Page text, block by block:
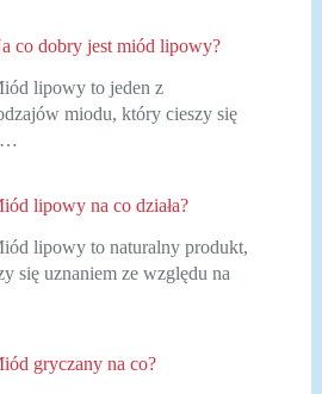
co dobry jest miód lipowy?
lipowy to jeden z
miodu, który cieszy się
lipowy na co działa?
lipowy to naturalny produkt,
się uznaniem ze względu na
gryczany na co?